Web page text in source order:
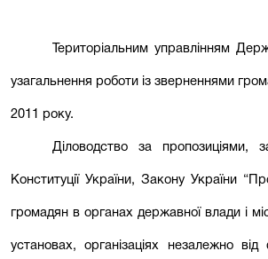
Територіальним управлінням
узагальнення роботи із зверненнями
2011 року.
Діловодство за
Конституції України, Закону України
громадян в органах державної влади і
установах, організаціях незалежно